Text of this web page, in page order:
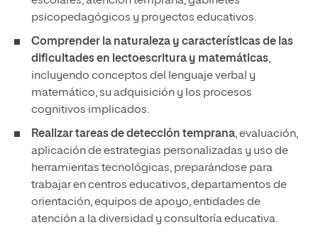
psicopedagógicos y proyectos educativos.
Comprender la naturaleza y características de las
dificultades en lectoescritura y matemáticas,
incluyendo conceptos del lenguaje verbal y
matemático, su adquisición y los procesos
cognitivos implicados.
Realizar tareas de detección temprana, evaluación,
aplicación de estrategias personalizadas y uso de
herramientas tecnológicas, preparándose para
trabajar en centros educativos, departamentos de
orientación, equipos de apoyo, entidades de
atención a la diversidad y consultoría educativa.